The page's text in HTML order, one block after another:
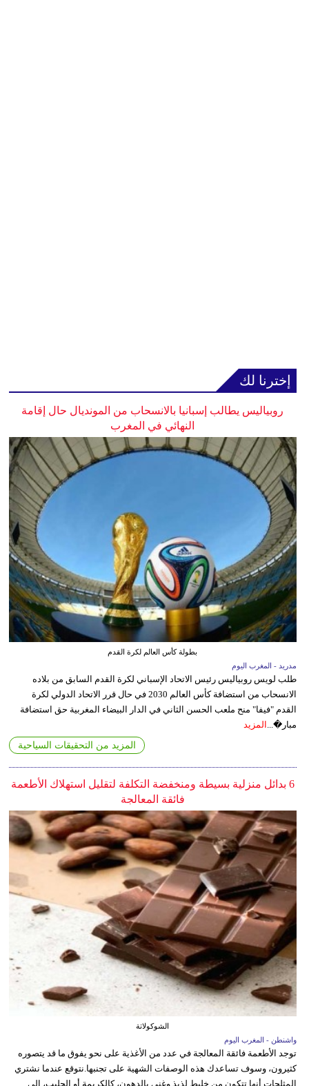
إخترنا لك
روبياليس يطالب إسبانيا بالانسحاب من المونديال حال إقامة
النهائي في المغرب
بطولة كأس العالم لكرة القدم
مدريد - المغرب اليوم
طلب لويس روبياليس رئيس الاتحاد الإسباني لكرة القدم السابق من بلاده
الانسحاب من استضافة كأس العالم 2030 في حال قرر الاتحاد الدولي لكرة
القدم "فيفا" منح ملعب الحسن الثاني في الدار البيضاء المغربية حق استضافة
مبار�... المزيد
المزيد من التحقيقات السياحية
6 بدائل منزلية بسيطة ومنخفضة التكلفة لتقليل استهلاك الأطعمة
فائقة المعالجة
الشوكولاتة
واشنطن - المغرب اليوم
توجد الأطعمة فائقة المعالجة في عدد من الأغذية على نحو يفوق ما قد يتصوره
كثيرون، وسوف تساعدك هذه الوصفات الشهية على تجنبها.نتوقع عندما نشتري
المثلجات أنها تتكون من خليط لذيذ وغني بالدهون، كالكريمة أو الحليب، إلى